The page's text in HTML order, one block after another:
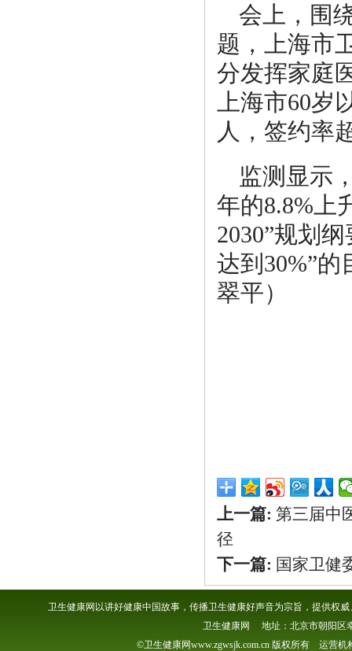
会上，围
题，上海市
分发挥家庭
上海市60岁
人，签约率
监测显示
年的8.8%上
2030”规划
达到30%”
翠平）
上一篇: 第三届中
径
下一篇: 国家卫健
卫生健康网以讲好健康中国故事，传播卫生健康好声音为宗旨，提供权
卫生健康网 地址：北京市朝阳区
©卫生健康网www.zgwsjk.com.cn 版权所有 运营